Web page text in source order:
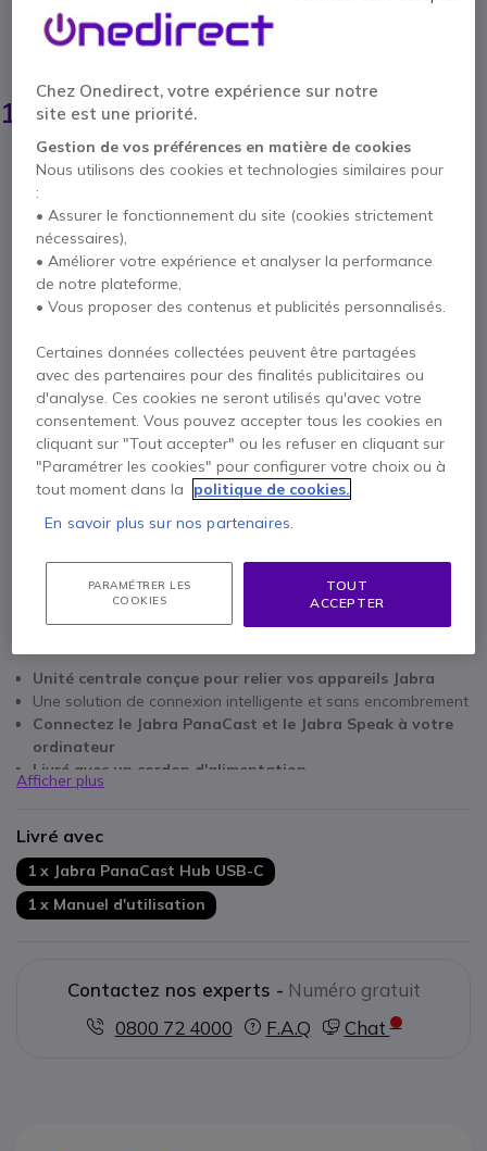
5 de 2 Avis
145,15 €
107,95 € HT - 129,54 €
Qté
AJOUTER AU PANIER
3 produitsen stock
48 produits en stock plateforme
1 an de garantieconstructeur
Payez en 4 sans frais (32,39 €)Afficher plus
Unité centrale conçue pour relier vos appareils Jabra
Une solution de connexion intelligente et sans encombrement
Connectez le Jabra PanaCast et le Jabra Speak à votre
ordinateur
Livré avec un cordon d'alimentation
Connexion USB-C pour PC, 2 USB-A, 1 HDMI, VGA, RJ45 (LAN)
Afficher plus
Livré avec
1 x Jabra PanaCast Hub USB-C
1 x Manuel d'utilisation
Contactez nos experts - Numéro gratuit
0800 72 4000
F.A.Q Chat
Chez Onedirect, votre expérience sur notre
site est une priorité.
Gestion de vos préférences en matière de cookies
Nous utilisons des cookies et technologies similaires pour
:
• Assurer le fonctionnement du site (cookies strictement
nécessaires),
• Améliorer votre expérience et analyser la performance
de notre plateforme,
• Vous proposer des contenus et publicités personnalisés.
Certaines données collectées peuvent être partagées
avec des partenaires pour des finalités publicitaires ou
d'analyse. Ces cookies ne seront utilisés qu'avec votre
consentement. Vous pouvez accepter tous les cookies en
cliquant sur "Tout accepter" ou les refuser en cliquant sur
"Paramétrer les cookies" pour configurer votre choix ou à
tout moment dans la
politique de cookies.
En savoir plus sur nos partenaires.
PARAMÉTRER LES
COOKIES
TOUT
ACCEPTER